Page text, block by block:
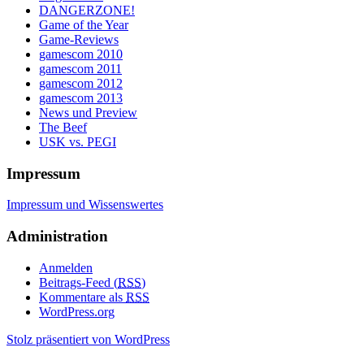
DANGERZONE!
Game of the Year
Game-Reviews
gamescom 2010
gamescom 2011
gamescom 2012
gamescom 2013
News und Preview
The Beef
USK vs. PEGI
Impressum
Impressum und Wissenswertes
Administration
Anmelden
Beitrags-Feed (RSS)
Kommentare als RSS
WordPress.org
Stolz präsentiert von WordPress